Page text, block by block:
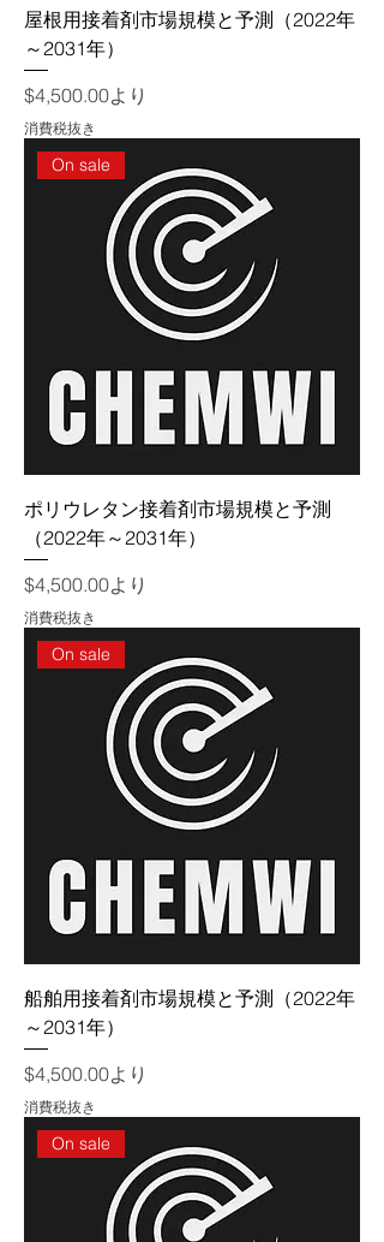
屋根用接着剤市場規模と予測（2022年
～2031年）
$4,500.00より
セール価格
消費税抜き
On sale
ポリウレタン接着剤市場規模と予測
（2022年～2031年）
$4,500.00より
セール価格
消費税抜き
On sale
船舶用接着剤市場規模と予測（2022年
～2031年）
$4,500.00より
セール価格
消費税抜き
On sale